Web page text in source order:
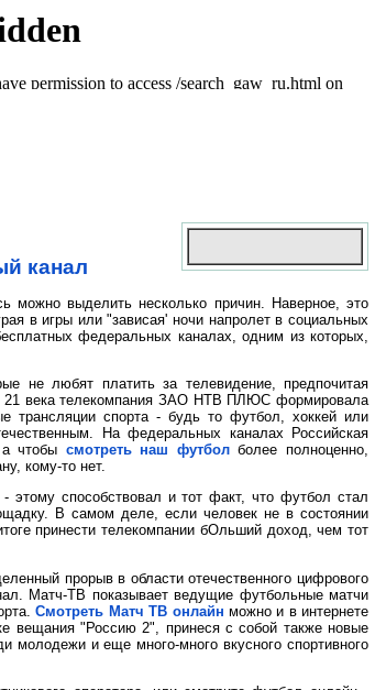
канал
можно выделить несколько причин. Наверное, это
в игры или "зависая' ночи напролет в социальных
федеральных каналах, одним из которых,
не любят платить за телевидение, предпочитая
21 века телекомпания ЗАО НТВ ПЛЮС формировала
трансляции спорта - будь то футбол, хоккей или
На федеральных каналах Российская
чтобы смотреть наш футболболее полноценно,
кому-то нет.
этому способствовал и тот факт, что футбол стал
В самом деле, если человек не в состоянии
принести телекомпании бОльший доход, чем тот
прорыв в области отечественного цифрового
Матч-ТВ показывает ведущие футбольные матчи
Смотреть Матч ТВ онлайн можно и в интернете
вещания "Россию 2", принеся с собой также новые
молодежи и еще много-много вкусного спортивного